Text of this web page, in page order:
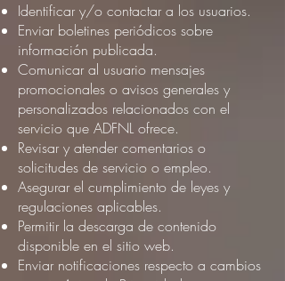
Identificar y/o contactar a los usuarios.
Enviar boletines periódicos sobre
información publicada.
Comunicar al usuario mensajes
promocionales o avisos generales y
personalizados relacionados con el
servicio que ADFNL ofrece.
Revisar y atender comentarios o
solicitudes de servicio o empleo.
Asegurar el cumplimiento de leyes y
regulaciones aplicables.
Permitir la descarga de contenido
disponible en el sitio web.
Enviar notificaciones respecto a cambios